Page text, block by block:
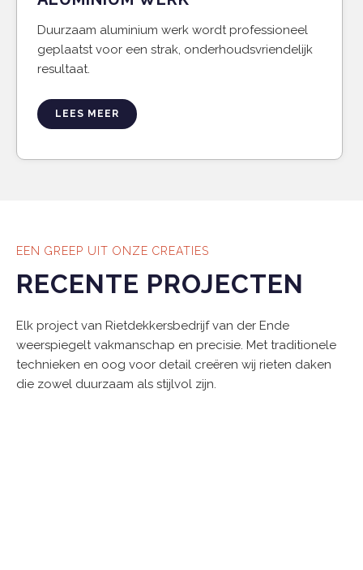
Duurzaam aluminium werk wordt professioneel
geplaatst voor een strak, onderhoudsvriendelijk
resultaat.
LEES MEER
EEN GREEP UIT ONZE CREATIES
RECENTE PROJECTEN
Elk project van Rietdekkersbedrijf van der Ende
weerspiegelt vakmanschap en precisie. Met traditionele
technieken en oog voor detail creëren wij rieten daken
die zowel duurzaam als stijlvol zijn.